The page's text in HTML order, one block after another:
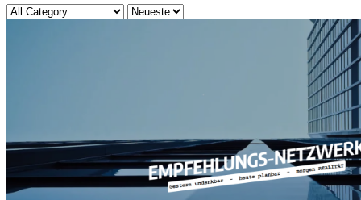
Kategorie
Sort